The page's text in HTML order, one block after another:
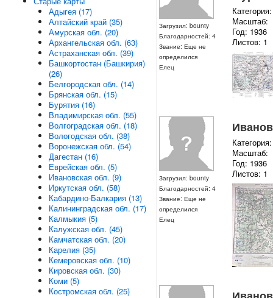
Загрузил: bounty
Благодарностей: 4
Звание: Еще не
определился
Елец
Масштаб:
Год: 1936
Листов: 1
Загрузил: bounty
Благодарностей: 4
Звание: Еще не
определился
Елец
Масштаб:
Год: 1936
Листов: 1
Адыгея (17)
Алтайский край (35)
Амурская обл. (20)
Архангельская обл. (63)
Астраханская обл. (39)
Башкортостан (Башкирия)
(26)
Белгородская обл. (14)
Брянская обл. (15)
Бурятия (16)
Владимирская обл. (55)
Волгоградская обл. (18)
Вологодская обл. (38)
Воронежская обл. (54)
Дагестан (16)
Еврейская обл. (5)
Ивановская обл. (9)
Иркутская обл. (58)
Кабардино-Балкария (13)
Калининградская обл. (17)
Калмыкия (5)
Калужская обл. (45)
Камчатская обл. (20)
Карелия (35)
Кемеровская обл. (10)
Кировская обл. (30)
Коми (5)
Костромская обл. (25)